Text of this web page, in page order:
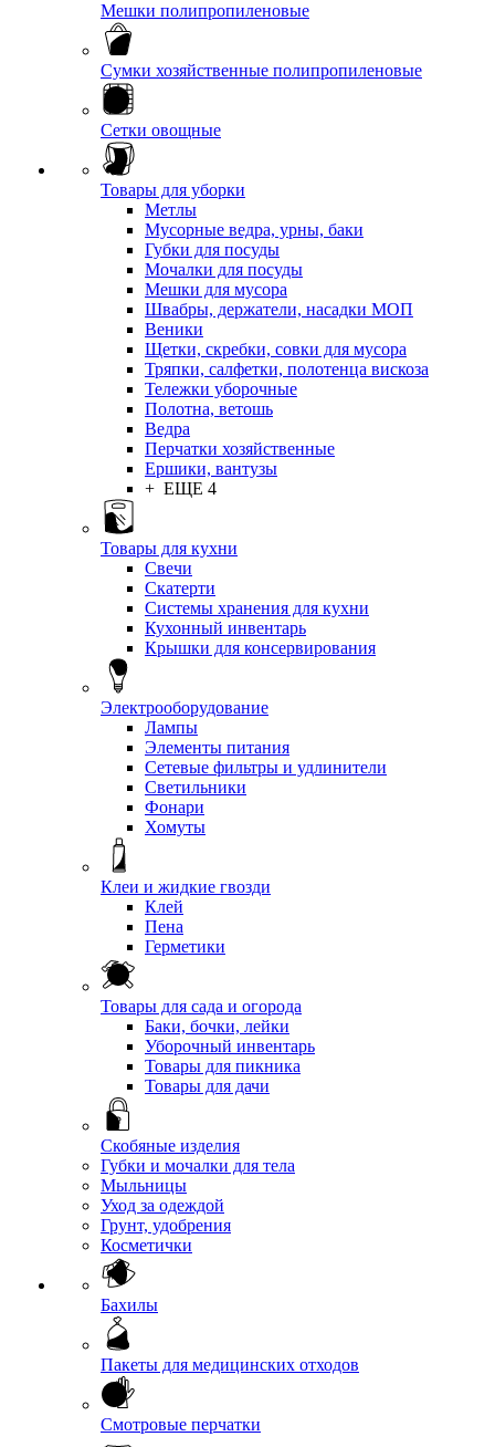
Мешки полипропиленовые
Сумки хозяйственные полипропиленовые
Сетки овощные
Товары для уборки
Метлы
Мусорные ведра, урны, баки
Губки для посуды
Мочалки для посуды
Мешки для мусора
Швабры, держатели, насадки МОП
Веники
Щетки, скребки, совки для мусора
Тряпки, салфетки, полотенца вискоза
Тележки уборочные
Полотна, ветошь
Ведра
Перчатки хозяйственные
Ершики, вантузы
+ ЕЩЕ 4
Товары для кухни
Свечи
Скатерти
Системы хранения для кухни
Кухонный инвентарь
Крышки для консервирования
Электрооборудование
Лампы
Элементы питания
Сетевые фильтры и удлинители
Светильники
Фонари
Хомуты
Клеи и жидкие гвозди
Клей
Пена
Герметики
Товары для сада и огорода
Баки, бочки, лейки
Уборочный инвентарь
Товары для пикника
Товары для дачи
Скобяные изделия
Губки и мочалки для тела
Мыльницы
Уход за одеждой
Грунт, удобрения
Косметички
Бахилы
Пакеты для медицинских отходов
Смотровые перчатки